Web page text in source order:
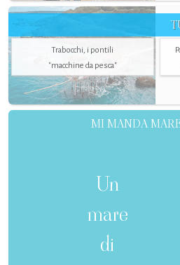
Trabocchi, i pontili
"macchine da pesca"
MI MANDA
Un
mare
di